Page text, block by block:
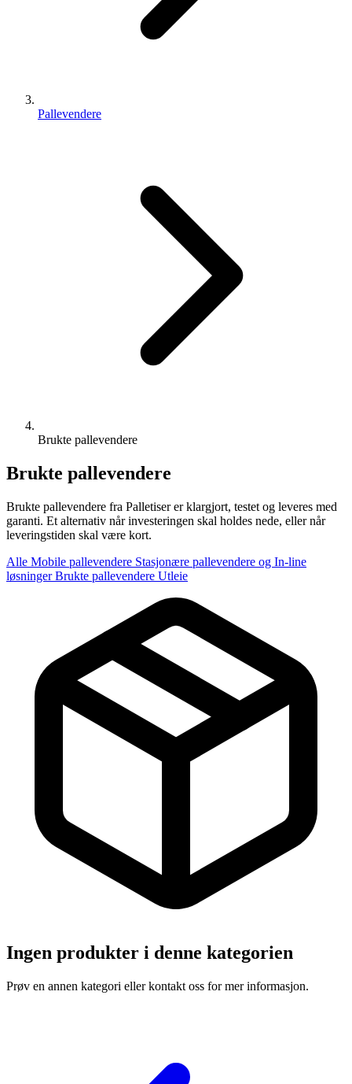
Pallevendere
Brukte pallevendere
Brukte pallevendere
Brukte pallevendere fra Palletiser er klargjort, testet og leveres med
garanti. Et alternativ når investeringen skal holdes nede, eller når
leveringstiden skal være kort.
Alle Mobile pallevendere Stasjonære pallevendere og In-line
løsningerBrukte pallevendere Utleie
Ingen produkter i denne kategorien
Prøv en annen kategori eller kontakt oss for mer informasjon.